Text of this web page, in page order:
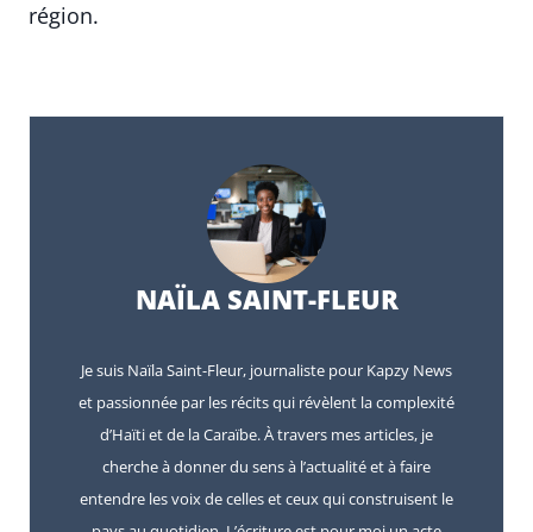
région.
NAÏLA SAINT-FLEUR
Je suis Naïla Saint-Fleur, journaliste pour Kapzy News
et passionnée par les récits qui révèlent la complexité
d’Haïti et de la Caraïbe. À travers mes articles, je
cherche à donner du sens à l’actualité et à faire
entendre les voix de celles et ceux qui construisent le